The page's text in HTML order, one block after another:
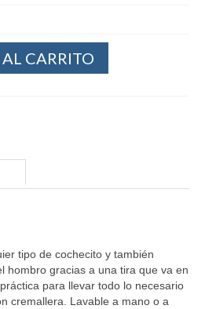
CARRITO
tipo de cochecito y también
hombro gracias a una tira que va en
para llevar todo lo necesario
cremallera. Lavable a mano o a